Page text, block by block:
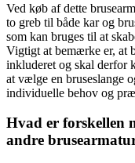
Ved køb af dette
to greb til både kar og
som kan bruges til at
Vigtigt at bemærke er, at
inkluderet og skal derfor
at vælge en bruseslange
individuelle behov og
Hvad er forskellen
andre